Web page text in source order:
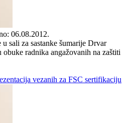
06.08.2012.
sali za sastanke šumarije Drvar
obuke radnika angažovanih na zaštiti
vezanih za FSC sertifikaciju